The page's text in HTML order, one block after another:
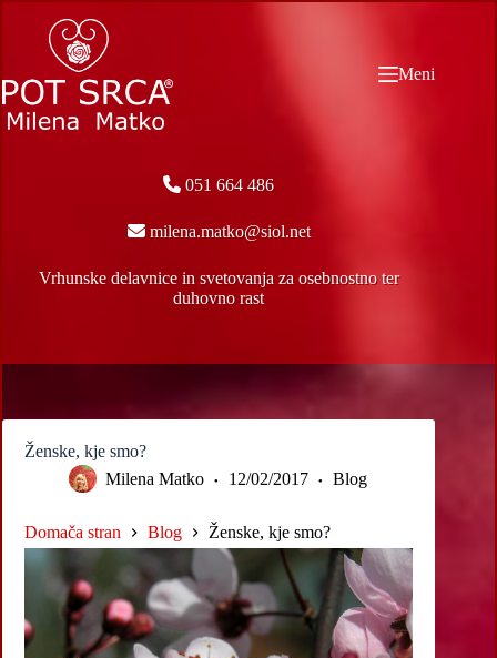
content
Meni
051 664 486
milena.matko@siol.net
Vrhunske delavnice in svetovanja za osebnostno ter
duhovno rast
Ženske, kje smo?
Milena Matko
12/02/2017 Blog
Domača stran Blog Ženske, kje smo?